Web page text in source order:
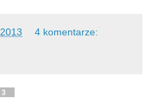
4 komentarze: